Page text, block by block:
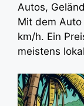
Autos,
Mit dem
km/h. Ein
meistens